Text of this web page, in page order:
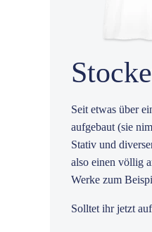
Seit etwas über
aufgebaut (sie
Stativ und
also einen völlig
Werke zum
Solltet ihr jetzt